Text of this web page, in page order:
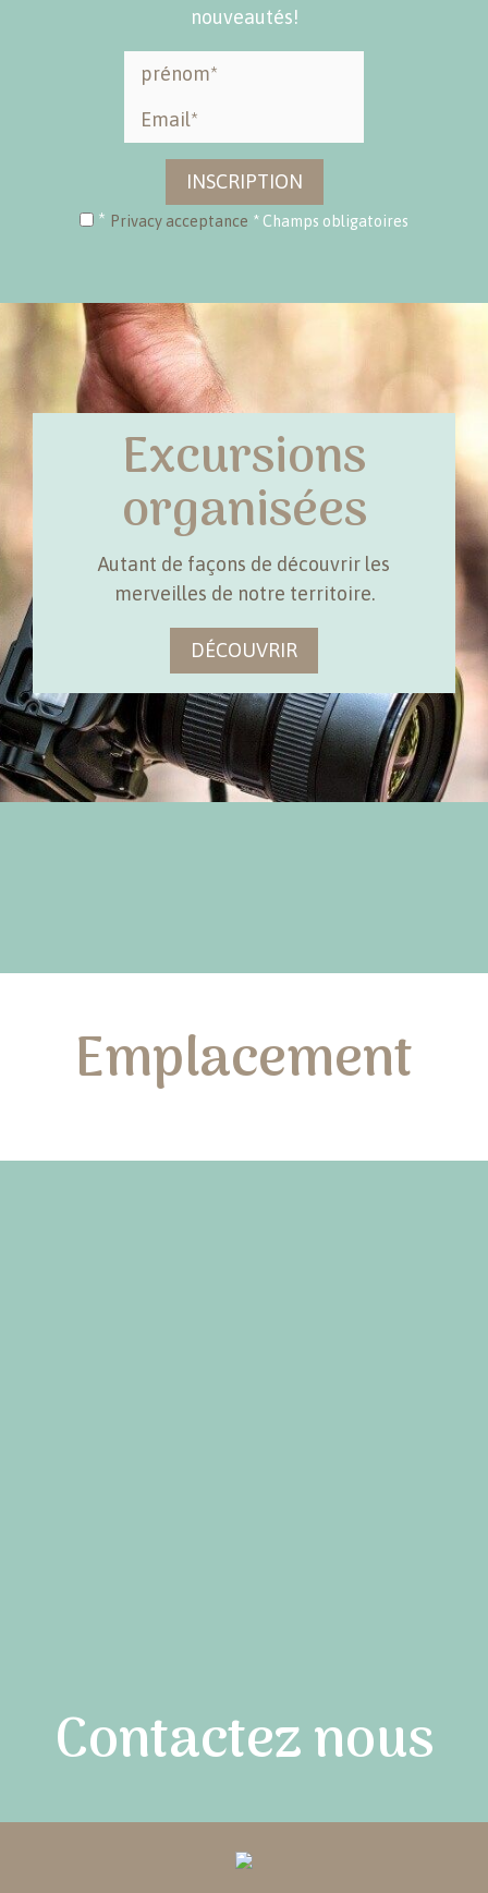
nouveautés!
INSCRIPTION
* Privacy acceptance * Champs obligatoires
Excursions
organisées
Autant de façons de découvrir les
merveilles de notre territoire.
DÉCOUVRIR
Emplacement
Contactez nous